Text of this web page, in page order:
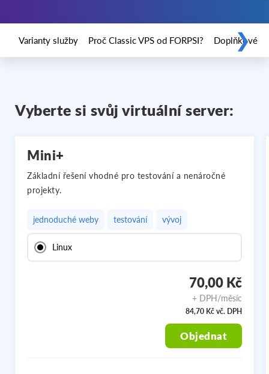
Varianty služby Proč Classic VPS od FORPSI? Doplňkové
❯
Vyberte si svůj virtuální server:
Mini+
Základní řešení vhodné pro testování a nenáročné
projekty.
jednoduché weby testování vývoj
Linux
70,00 Kč
+ DPH/měsíc
84,70 Kč vč. DPH
Objednat